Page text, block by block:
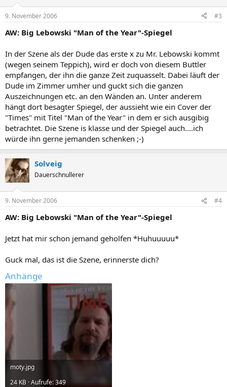
9. November 2006 #3
AW: Big Lebowski "Man of the Year"-Spiegel
In der Szene als der Dude das erste x zu Mr. Lebowski kommt
(wegen seinem Teppich), wird er doch von diesem Buttler
empfangen, der ihn die ganze Zeit zuquasselt. Dabei läuft der
Dude im Zimmer umher und guckt sich die ganzen
Auszeichnungen etc. an den Wänden an. Unter anderem
hängt dort besagter Spiegel, der aussieht wie ein Cover der
"Times" mit Titel "Man of the Year" in dem er sich ausgibig
betrachtet. Die Szene is klasse und der Spiegel auch....ich
würde ihn gerne jemanden schenken ;-)
Solveig
Dauerschnullerer
9. November 2006 #4
AW: Big Lebowski "Man of the Year"-Spiegel
Jetzt hat mir schon jemand geholfen *Huhuuuuu*
Guck mal, das ist die Szene, erinnerste dich?
Anhänge
moty.jpg
24 KB · Aufrufe: 349